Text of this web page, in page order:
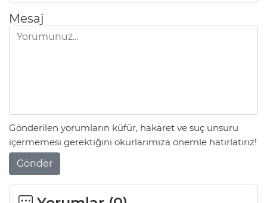
Mesaj
Gönderilen yorumların küfür, hakaret ve suç unsuru
içermemesi gerektiğini okurlarımıza önemle hatırlatırız!
Gönder